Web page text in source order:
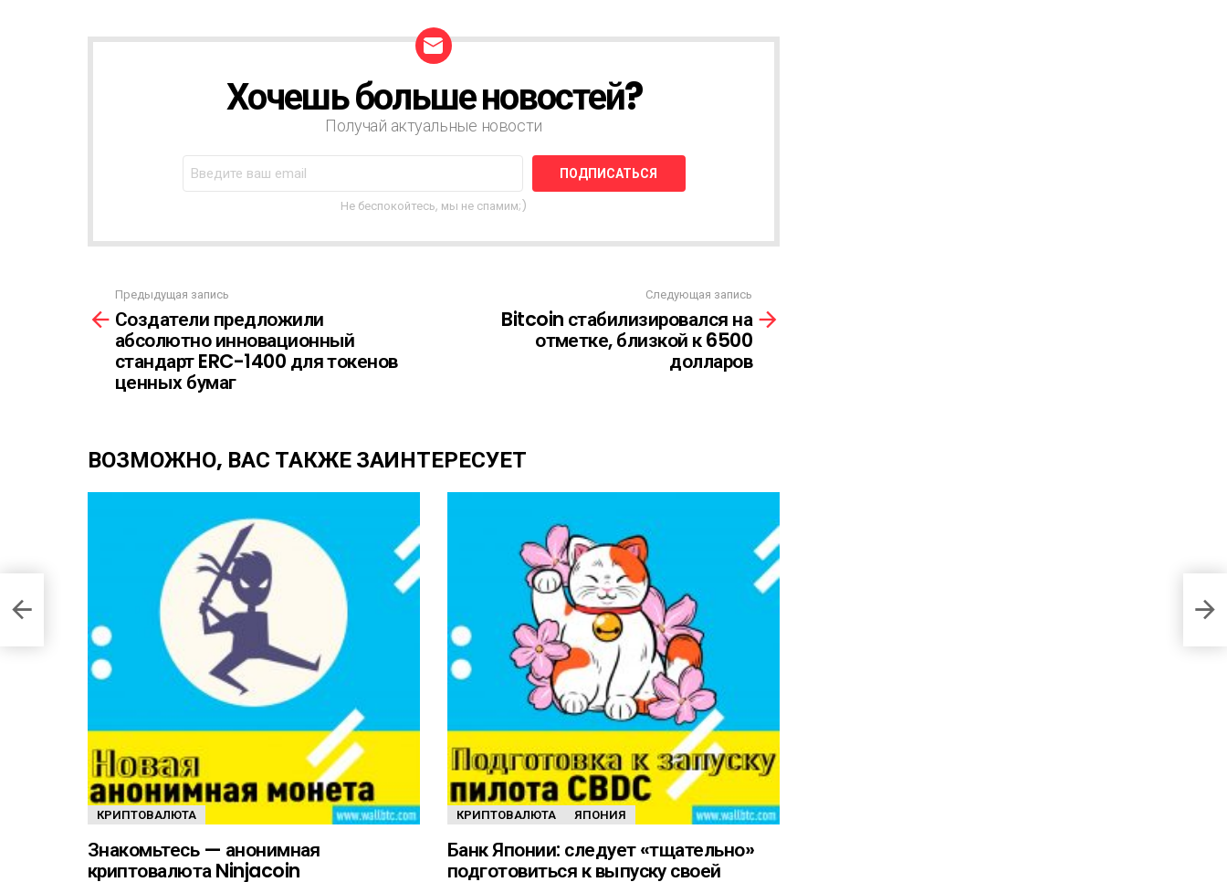
Я
С
С
Ы
Л
К
А
Хочешь больше новостей?
Получай актуальные новости
Не беспокойтесь, мы не спамим;)
м
е
е
Предыдущая запись
Создатели предложили
абсолютно инновационный
стандарт ERC-1400 для токенов
ценных бумаг
Следующая запись
Bitcoin стабилизировался на
отметке, близкой к 6500
долларов
ВОЗМОЖНО, ВАС ТАКЖЕ ЗАИНТЕРЕСУЕТ
КРИПТОВАЛЮТА
Знакомьтесь — анонимная
криптовалюта Ninjacoin
КРИПТОВАЛЮТА ЯПОНИЯ
Банк Японии: следует «тщательно»
подготовиться к выпуску своей